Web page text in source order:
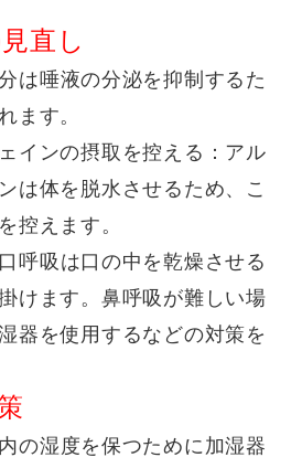
直し
は唾液の分泌を抑制するた
ます。
インの摂取を控える ：アル
は体を脱水させるため、こ
控えます。
口呼吸は口の中を乾燥させる
けます。鼻呼吸が難しい場
器を使用するなどの対策を
内の湿度を保つために加湿器